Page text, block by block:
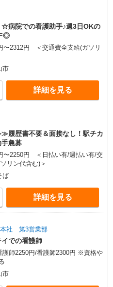
☆病院での看護助手♪週3日OKの
〜2312円 ＜交通費全支給(ガソリ
市
詳細を見る
歴書不要＆面接なし！駅チカ
急募
〜2250円 ＜日払い有/週払い有/交
リン代含む)＞
ば
詳細を見る
社 第3営業部
での看護師
護師2250円/看護師2300円 ※資格や
市